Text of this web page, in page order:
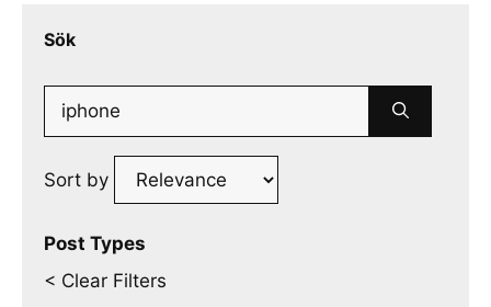
Sök
Search
for:
Sort by
Post Types
< Clear Filters